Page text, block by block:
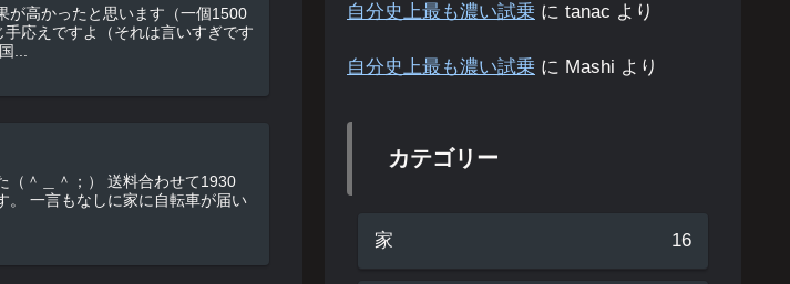
応えですよ（それは言いすぎです
・ 実は、全国...
自分史上最も濃い試乗 に tanac より
自分史上最も濃い試乗 に Mashi より
カテゴリー
家 16